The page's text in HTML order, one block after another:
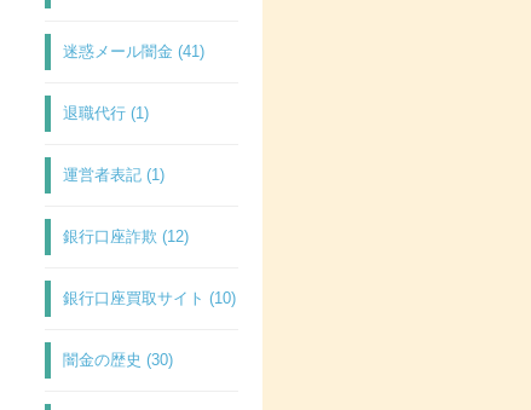
迷惑メール闇金 (41)
退職代行 (1)
運営者表記 (1)
銀行口座詐欺 (12)
銀行口座買取サイト (10)
闇金の歴史 (30)